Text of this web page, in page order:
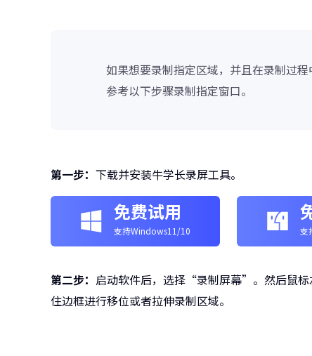
如果想要录制指定区域，并且在录制过
参考以下步骤录制指定窗口。
第一步： 下载并安装牛学长录屏工具。
免费试用
支持Windows11/10 支
第二步： 启动软件后，选择“录制屏幕”。然后鼠标
住边框进行移位或者拉伸录制区域。